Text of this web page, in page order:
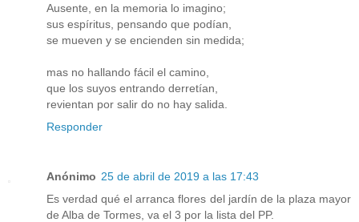
Ausente, en la memoria lo imagino;
sus espíritus, pensando que podían,
se mueven y se encienden sin medida;
mas no hallando fácil el camino,
que los suyos entrando derretían,
revientan por salir do no hay salida.
Responder
Anónimo 25 de abril de 2019 a las 17:43
Es verdad qué el arranca flores del jardín de la plaza mayor
de Alba de Tormes, va el 3 por la lista del PP.